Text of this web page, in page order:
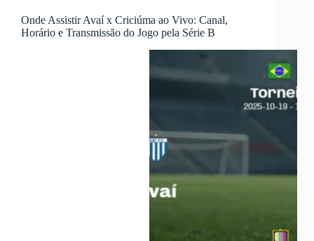
Onde Assistir Avaí x Criciúma ao Vivo: Canal,
Horário e Transmissão do Jogo pela Série B